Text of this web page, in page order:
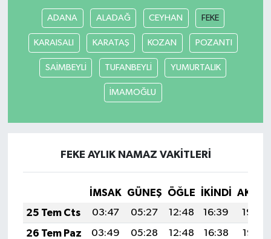
ADANA ALADAĞ CEYHAN FEKE
KARAISALI KARATAŞ KOZAN POZANTI
SAİMBEYLİ TUFANBEYLİ YUMURTALIK
İMAMOĞLU
FEKE AYLIK NAMAZ VAKITLERI
İMSAK GÜNEŞ ÖĞLE İKINDI
25 Tem Cts
03:47 05:27 12:48 16:39
19:59
26 Tem Paz
03:49 05:28 12:48 16:38
19:58